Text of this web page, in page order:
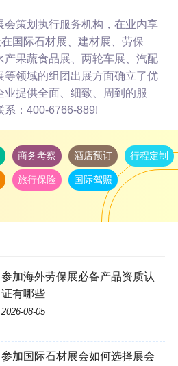
策划执行服务机构，在业内享
国际石材展、建材展、劳保
产果蔬食品展、两轮车展、汽配
等领域的组团出展方面确立了优
提供全面、细致、周到的服
系：400-6766-889!
商务考察 酒店预订 行程定制
旅行保险 国际驾照
参加海外劳保展必备产品资质认
证有哪些
2026-08-05
参加国际石材展会如何选择展会